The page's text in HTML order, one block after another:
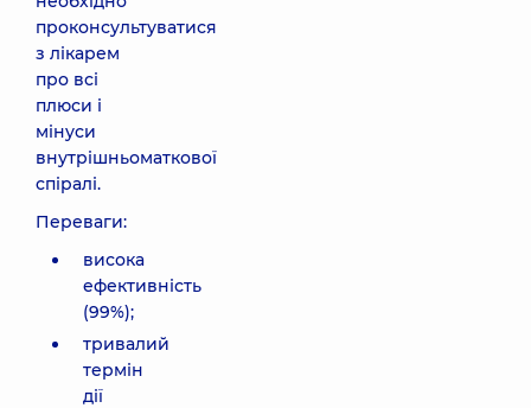
проконсультуватися
з лікарем
про всі
плюси і
мінуси
внутрішньоматкової
спіралі.
Переваги:
висока
ефективність
(99%);
тривалий
термін
дії